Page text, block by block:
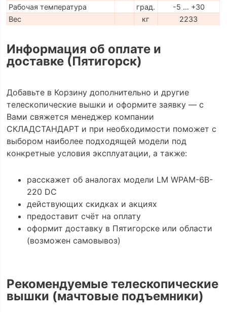
Рабочая температура
град.
-5 … +30
Вес
кг 2233
Информация об оплате и
доставке (Пятигорск)
Добавьте в Корзину дополнительно и другие
телескопические вышки и оформите заявку — с
Вами свяжется менеджер компании
СКЛАДСТАНДАРТ и при необходимости поможет с
выбором наиболее подходящей модели под
конкретные условия эксплуатации, а также:
расскажет об аналогах модели LM WPAM-6B-
220 DC
действующих скидках и акциях
предоставит счёт на оплату
оформит доставку в Пятигорске или области
(возможен самовывоз)
Рекомендуемые телескопические
вышки (мачтовые подъемники)